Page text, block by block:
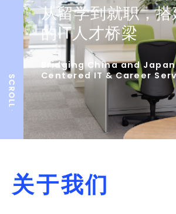
从留学到就职，
的IT人才桥梁
Bridging China and
Centered IT & Career
关于我们